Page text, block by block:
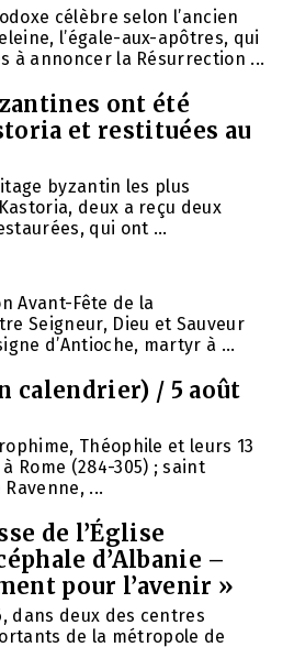
célèbre selon l’ancien
l’égale-aux-apôtres, qui
à annoncer la Résurrection ...
ont été
et restituées au
byzantin les plus
deux a reçu deux
qui ont ...
Avant-Fête de la
Seigneur, Dieu et Sauveur
d’Antioche, martyr à ...
calendrier) / 5 août
Théophile et leurs 13
Rome (284-305) ; saint
...
de l’Église
d’Albanie –
pour l’avenir »
dans deux des centres
de la métropole de